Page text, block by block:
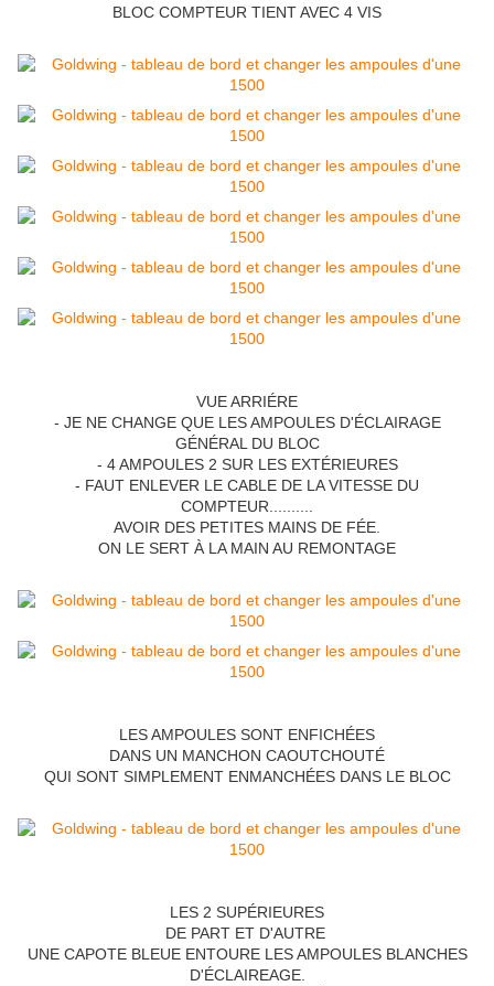
BLOC COMPTEUR TIENT AVEC 4 VIS
VUE ARRIÉRE
- JE NE CHANGE QUE LES AMPOULES D'ÉCLAIRAGE
GÉNÉRAL DU BLOC
- 4 AMPOULES 2 SUR LES EXTÉRIEURES
- FAUT ENLEVER LE CABLE DE LA VITESSE DU
COMPTEUR..........
AVOIR DES PETITES MAINS DE FÉE.
ON LE SERT À LA MAIN AU REMONTAGE
LES AMPOULES SONT ENFICHÉES
DANS UN MANCHON CAOUTCHOUTÉ
QUI SONT SIMPLEMENT ENMANCHÉES DANS LE BLOC
LES 2 SUPÉRIEURES
DE PART ET D'AUTRE
UNE CAPOTE BLEUE ENTOURE LES AMPOULES BLANCHES
D'ÉCLAIREAGE.